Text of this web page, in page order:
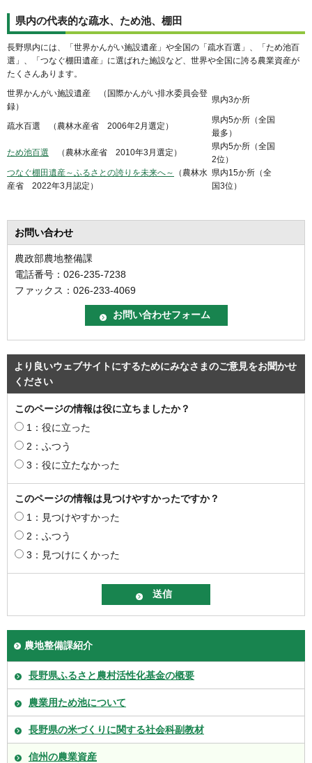
県内の代表的な疏水、ため池、棚田
長野県内には、「世界かんがい施設遺産」や全国の「疏水百選」、「ため池百
選」、「つなぐ棚田遺産」に選ばれた施設など、世界や全国に誇る農業資産が
たくさんあります。
世界かんがい施設遺産 （国際かんがい排水委員会登
録）
県内3か所
疏水百選 （農林水産省 2006年2月選定）
県内5か所（全国
最多）
ため池百選 （農林水産省 2010年3月選定）
県内5か所（全国
2位）
つなぐ棚田遺産～ふるさとの誇りを未来へ～
（農林水
産省 2022年3月認定）
県内15か所（全
国3位）
お問い合わせ
農政部農地整備課
電話番号：026-235-7238
ファックス：026-233-4069
より良いウェブサイトにするためにみなさまのご意見をお聞かせ
ください
このページの情報は役に立ちましたか？
1：役に立った
2：ふつう
3：役に立たなかった
このページの情報は見つけやすかったですか？
1：見つけやすかった
2：ふつう
3：見つけにくかった
農地整備課紹介
長野県ふるさと農村活性化基金の概要
農業用ため池について
長野県の米づくりに関する社会科副教材
信州の農業資産